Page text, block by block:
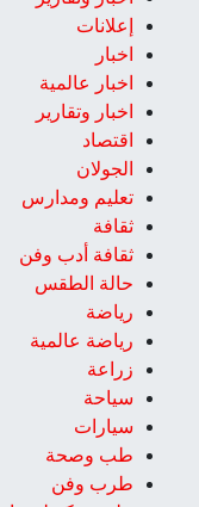
إعلانات
اخبار
اخبار عالمية
اخبار وتقارير
اقتصاد
الجولان
تعليم ومدارس
ثقافة
ثقافة أدب وفن
حالة الطقس
رياضة
رياضة عالمية
زراعة
سياحة
سيارات
طب وصحة
طرب وفن